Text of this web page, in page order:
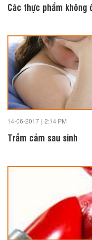
Các thực phẩm không
14-06-2017 | 2:14 PM
Trầm cảm sau sinh